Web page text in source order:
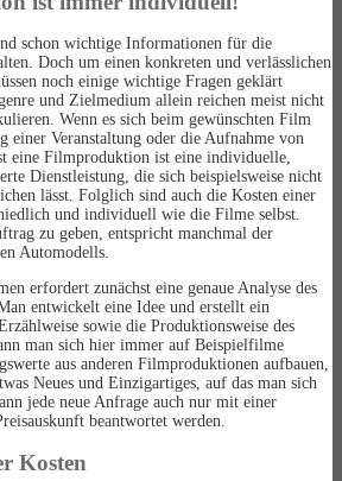
schon wichtige Informationen für die
Doch um einen konkreten und verlässlichen
noch einige wichtige Fragen geklärt
und Zielmedium allein reichen meist nicht
Wenn es sich beim gewünschten Film
einer Veranstaltung oder die Aufnahme von
eine Filmproduktion ist eine individuelle,
Dienstleistung, die sich beispielsweise nicht
lässt. Folglich sind auch die Kosten einer
und individuell wie die Filme selbst.
zu geben, entspricht manchmal der
Automodells.
erfordert zunächst eine genaue Analyse des
entwickelt eine Idee und erstellt ein
sowie die Produktionsweise des
man sich hier immer auf Beispielfilme
aus anderen Filmproduktionen aufbauen,
Neues und Einzigartiges, auf das man sich
jede neue Anfrage auch nur mit einer
beantwortet werden.
Kosten